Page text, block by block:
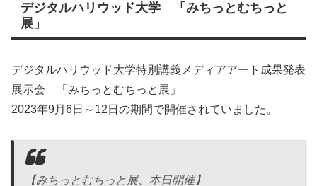
デジタルハリウッド大学 「みちっとむちっと
展」
デジタルハリウッド大学特別講義メディアアート成果発表
展示会 「みちっとむちっと展」
2023年9月6日～12日の期間で開催されていました。
【みちっとむちっと展、本日開催】